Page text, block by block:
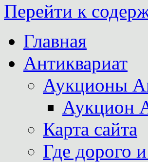
Перейти к
Главная
Антиквариат
Аукционы
Аукцион
Карта сайта
Где дорого